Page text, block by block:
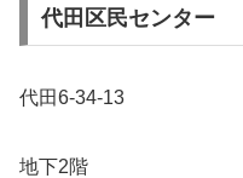
代田区民センター
代田6-34-13
地下2階